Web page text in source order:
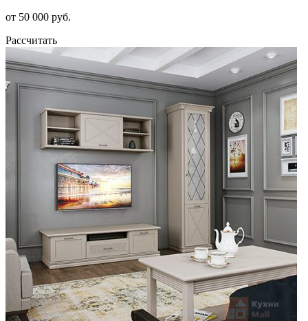
от 50 000 руб.
Рассчитать